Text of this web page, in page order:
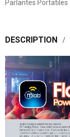
Parlantes Portatiles
DESCRIPTION